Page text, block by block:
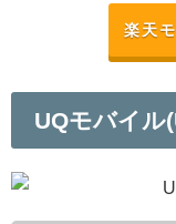
楽天
UQモバイル